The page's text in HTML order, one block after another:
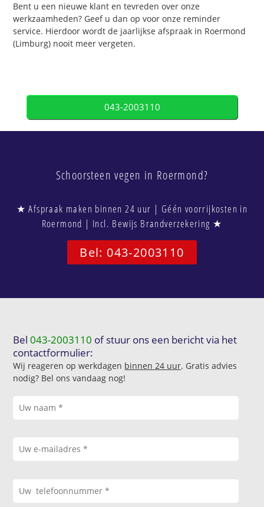
Bent u een nieuwe klant en tevreden over onze
werkzaamheden? Geef u dan op voor onze reminder
service. Hierdoor wordt de jaarlijkse afspraak in Roermond
(Limburg) nooit meer vergeten.
043-2003110
Schoorsteen vegen in Roermond?
★ Afspraak maken binnen 24 uur | Géén voorrijkosten in
Roermond | Incl. Bewijs Brandverzekering ★
Bel: 043-2003110
Bel043-2003110 of stuur ons een bericht via het
contactformulier:
Wij reageren op werkdagen binnen 24 uur. Gratis advies
nodig? Bel ons vandaag nog!